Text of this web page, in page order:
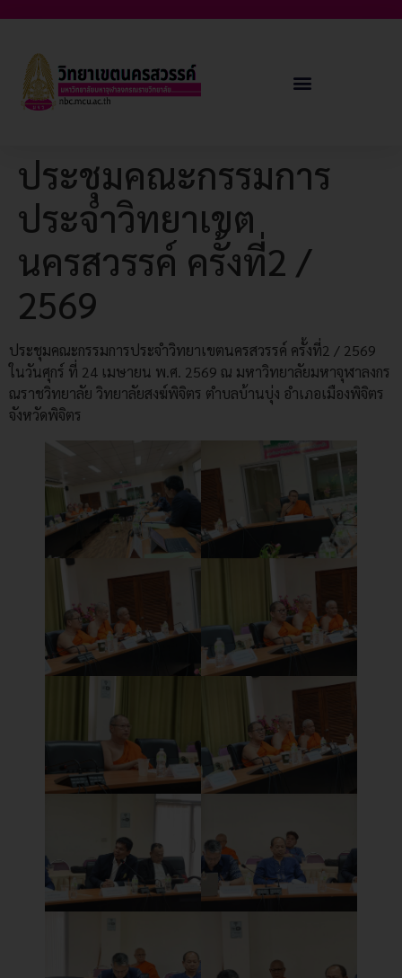
ประชุมคณะกรรมการ
ประจำวิทยาเขต
นครสวรรค์ ครั้งที่2 /
2569
ประชุมคณะกรรมการประจำวิทยาเขตนครสวรรค์ ครั้งที่2 / 2569
ในวันศุกร์ ที่ 24 เมษายน พ.ศ. 2569 ณ มหาวิทยาลัยมหาจุฬาลงกร
ณราชวิทยาลัย วิทยาลัยสงฆ์พิจิตร ตำบลบ้านบุ่ง อำเภอเมืองพิจิตร
จังหวัดพิจิตร